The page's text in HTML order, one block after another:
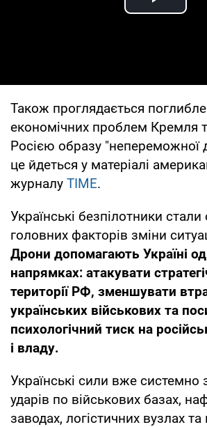
Play
Також проглядається
економічних проблем Кремля
Росією образу
це йдеться у матеріалі
журналу TIME.
Українські безпілотники стали
головних факторів зміни
Дрони допомагають Україні
напрямках: атакувати
території РФ, зменшувати
українських військових та
психологічний тиск на
і владу.
Українські сили вже системно
ударів по військових базах,
заводах, логістичних вузлах